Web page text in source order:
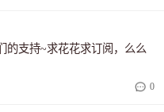
的支持~求花花求订阅，么么
0